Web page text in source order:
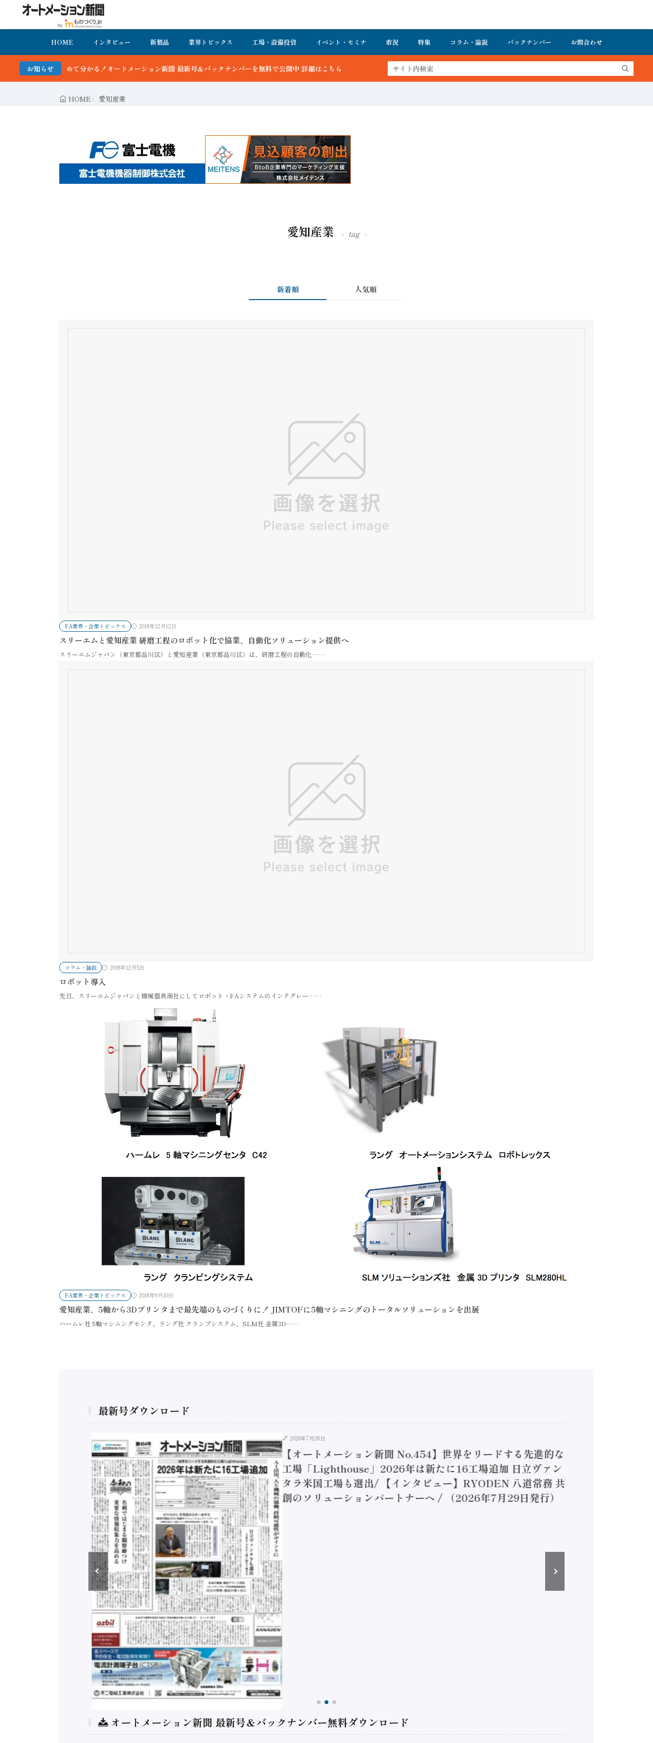
HOME インタビュー 新製品 業界トピックス 工場・設備投資 イベント・セミナ 市況 特集 コラム・論説 バックナンバー お問合わせ
お知らせ
かる！オートメーション新聞 最新号＆バックナンバーを無料で公開中 詳細はこちら
HOME 愛知産業
愛知産業 tag
新着順 人気順
FA業界・企業トピックス 2018年12月12日
スリーエムと愛知産業 研磨工程のロボット化で協業、自動化ソリューション提供へ
スリーエムジャパン（東京都品川区）と愛知産業（東京都品川区）は、研磨工程の自動化……
コラム・論説 2018年12月5日
ロボット導入
先日、スリーエムジャパンと機械器具商社にしてロボット・FAシステムのインテグレー……
FA業界・企業トピックス 2018年9月10日
愛知産業、5軸から3Dプリンタまで最先端のものづくりに！ JIMTOFに5軸マシニングのトータルソリューションを出展
ハームレ社 5軸マシニングセンタ、ラング社 クランプシステム、SLM社 金属3D……
最新号ダウンロード
2026年7月28日
【オートメーション新聞 No.454】世界をリードする先進的な
工場「Lighthouse」2026年は新たに16工場追加 日立ヴァン
タラ米国工場も選出/ 【インタビュー】RYODEN 八道常務 共
創のソリューションパートナーへ / （2026年7月29日発行）
オートメーション新聞 最新号＆バックナンバー無料ダウンロード